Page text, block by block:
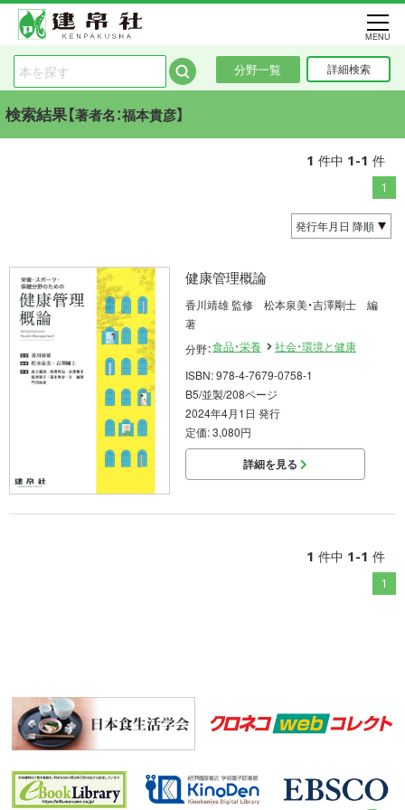
分野一覧 詳細検索
MENU
検索結果【著者名：福本貴彦】
1 件中 1-1 件
1
健康管理概論
香川靖雄 監修 松本泉美・吉澤剛士 編
著
分野：食品・栄養
社会・環境と健康
ISBN: 978-4-7679-0758-1
B5/並製/208ページ
2024年4月1日 発行
定価: 3,080円
詳細を見る
1 件中 1-1 件
1